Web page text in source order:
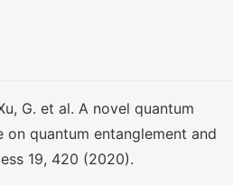
G. et al. A novel quantum
on quantum entanglement and
19, 420 (2020).